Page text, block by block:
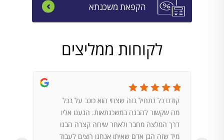
הקפאת משכנתא
לקוחות ממליצים
קודם כל נתחיל בזה שצחי הוא כוכב על בכל
מה שקשור להבנה במשכנתאות. הגענו אליו
דרך המלצה מחבר ולאחר שיחה קצרה הבנו
מיד שזה הבן אדם שאיתו אנחנו רוצים לעבוד